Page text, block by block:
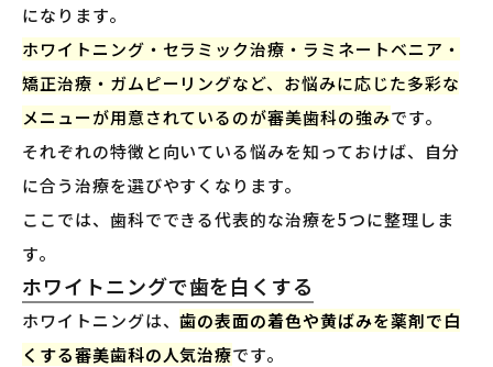
になります。
ホワイトニング・セラミック治療・ラミネートベニア・
矯正治療・ガムピーリングなど、お悩みに応じた多彩な
メニューが用意されているのが審美歯科の強みです。
それぞれの特徴と向いている悩みを知っておけば、自分
に合う治療を選びやすくなります。
ここでは、歯科でできる代表的な治療を5つに整理しま
す。
ホワイトニングで歯を白くする
ホワイトニングは、歯の表面の着色や黄ばみを薬剤で白
くする審美歯科の人気治療です。